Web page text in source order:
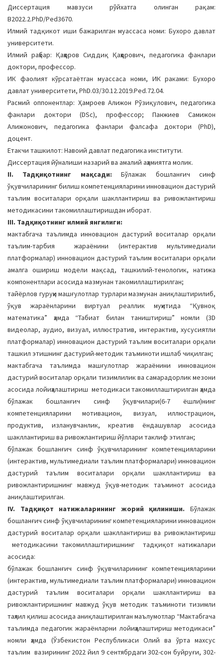
Диссертация мавзуси рўйхатга олинган рақам:
В2022.2.PhD/Ped3670.
Илмий тадқикот иши бажарилган муассаса номи: Бухоро давлат
университети.
Илмий раҳбар: Қаҳҳоров Сиддиқ Қаҳҳорович, педагогика фанлари
доктори, профессор.
ИК фаолият кўрсатаётган муассаса номи, ИК раками: Бухоро
давлат университети, PhD.03/30.12.2019.Ped.72.04.
Расмий оппонентлар: Ҳамроев Алижон Рўзиқулович, педагогика
фанлари доктори (DSc), профессор; Панжиев Самижон
Алижонович, педагогика фанлари фалсафа доктори (PhD),
доцент.
Етакчи ташкилот: Навоий давлат педагогика институти.
Диссертация йўналиши назарий ва амалий аҳамиятга молик.
II. Тадқиқотнинг мақсади:Бўлажак бошланғич синф
ўқувчиларининг билиш компетенцияларини инновацион даcтурий
таълим воситалари орқали шакллантириш ва ривожлантириш
методикасини такомиллаштиришдан иборат.
III. Тадқиқотнинг илмий янгилиги:
мактабгача таълимда инновацион дастурий воситалар орқали
таълим-тарбия жараёнини (интерактив мультимедиали
платформалар) инновацион дастурий таълим воситалари орқали
амалга ошириш модели мақсад, ташкилий-тенологик, натижа
компонентлари асосида мазмунан такомиллаштирилган;
тайёрлов гуруҳи машғулотлар турлари мазмунан аниқлаштирилиб,
ўқув жараёнларини виртуал реаллик муҳитида “Қувноқ
математика” ҳамда “Табиат билан таништириш” номли (3D
видеолар, аудио, визуал, иллюстратив, интерактив, хусусиятли
платформалар) инновацион дастурий таълим воситалари орқали
ташкил этишнинг дастурий-методик таъминоти ишлаб чиқилган;
мактабгача таълимда машғулотлар жараёнини инновацион
дастурий воситалар орқали тизимлилик ва самарадорлик мезони
асосида лойиҳалаштириш методикаси такомиллаштирилган ҳамда
бўлажак бошланғич синф ўқувчилари(6-7 ёшли)нинг
компетенцияларини мотивацион, визуал, иллюстрацион,
продуктив, изланувчанлик, креатив ёндашувлар асосида
шакллантириш ва ривожлантириш йўллари таклиф этилган;
бўлажак бошланғич синф ўқувчиларининг компетенцияларини
(интерактив, мультимедиали таълим платформалари) инновацион
дастурий таълим воситалари орқали шакллантириш ва
ривожлантиришнинг мавжуд ўқув-методик таъминот асосида
аниқлаштирилган.
IV. Тадқиқот натижаларининг жорий қилиниши. Бўлажак
бошланғич синф ўқувчиларининг компeтeнцияларини инновацион
дастурий воситалар орқали шакллантириш ва ривожлантириш
мeтодикасини такомиллаштиришнинг тадқиқот натижалари
асосида:
бўлажак бошланғич синф ўқувчиларининг компетенцияларини
(интерактив, мультимедиали таълим платформалари) инновацион
дастурий таълим воситалари орқали шакллантириш ва
ривожлантиришнинг мавжуд ўқув методик таъминоти тизимли
таҳлил қилиш асосида аниқлаштирилган маълумотлар “Мактабгача
таълимда педагогик жараёнларни лойиҳалаштириш методикаси”
номли ҳамда (Ўзбекистон Республикаси Олий ва ўрта махсус
таълим вазирининг 2022 йил 9 сентябрдаги 302-сон буйруғи, 302-